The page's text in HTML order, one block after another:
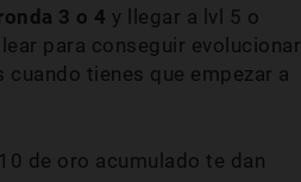
3 o 4 y llegar a lvl 5 o
para conseguir evolucionar
tienes que empezar a
de oro acumulado te dan